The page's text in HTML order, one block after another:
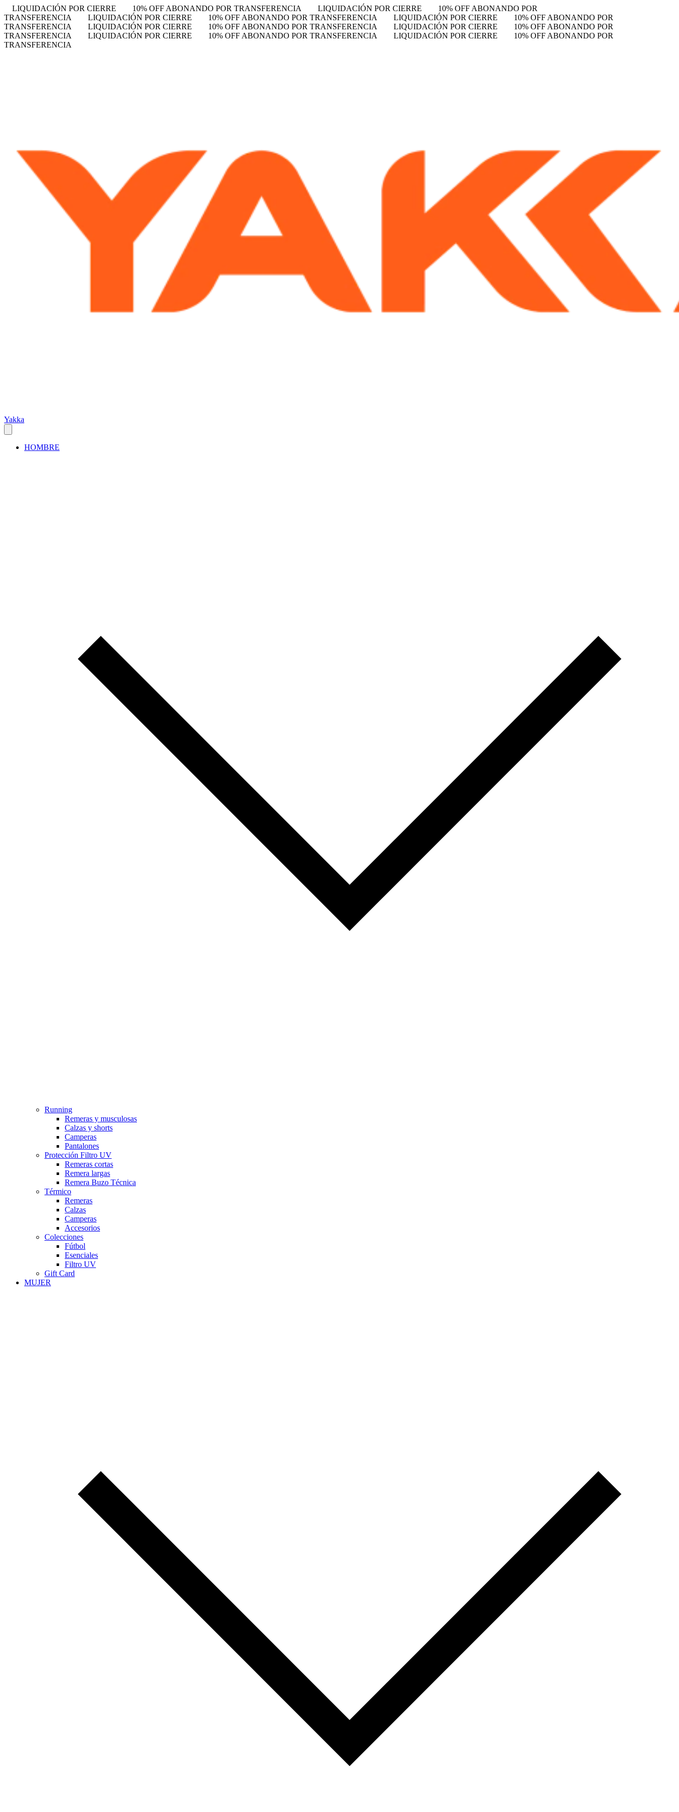
LIQUIDACIÓN POR CIERRE 10% OFF ABONANDO POR TRANSFERENCIA LIQUIDACIÓN POR CIERRE
10% OFF ABONANDO POR
TRANSFERENCIA
LIQUIDACIÓN POR CIERRE 10% OFF ABONANDO POR TRANSFERENCIA LIQUIDACIÓN POR CIERRE
10% OFF ABONANDO POR
TRANSFERENCIA
LIQUIDACIÓN POR CIERRE 10% OFF ABONANDO POR TRANSFERENCIA LIQUIDACIÓN POR CIERRE
10% OFF ABONANDO POR
TRANSFERENCIA
LIQUIDACIÓN POR CIERRE 10% OFF ABONANDO POR TRANSFERENCIA LIQUIDACIÓN POR CIERRE
10% OFF ABONANDO POR
TRANSFERENCIA
Yakka
HOMBRE
Running
Remeras y musculosas
Calzas y shorts
Camperas
Pantalones
Protección Filtro UV
Remeras cortas
Remera largas
Remera Buzo Técnica
Térmico
Remeras
Calzas
Camperas
Accesorios
Colecciones
Fútbol
Esenciales
Filtro UV
Gift Card
MUJER